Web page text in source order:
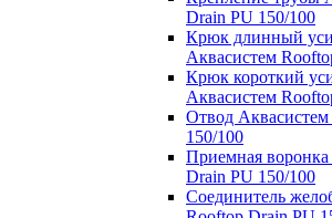
Drain PU 150/100
Крюк длинный
Аквасистем
Крюк короткий
Аквасистем
Отвод
150/100
Приемная
Drain PU 150/100
Соединитель